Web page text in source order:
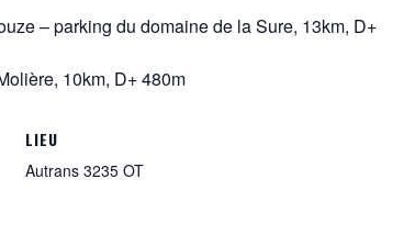
– parking du domaine de la Sure, 13km, D+
10km, D+ 480m
LIEU
Autrans 3235 OT